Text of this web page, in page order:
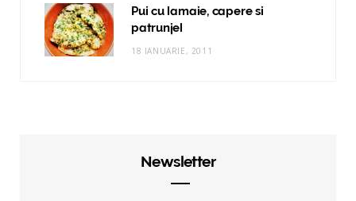
Pui cu lamaie, capere si
patrunjel
18 IANUARIE, 2011
Newsletter